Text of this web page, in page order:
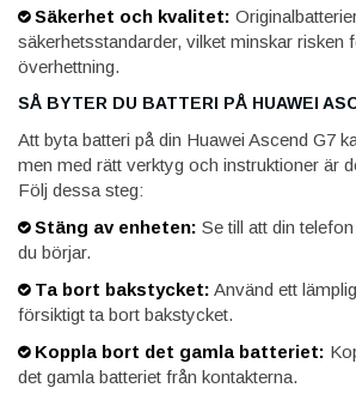
Säkerhet och kvalitet:
säkerhetsstandarder, vilket minskar risken
överhettning.
SÅ BYTER DU BATTERI PÅ HUAWEI
Att byta batteri på din Huawei Ascend G7
men med rätt verktyg och instruktioner är
Följ dessa steg:
Stäng av enheten: Se till att din
du börjar.
Ta bort bakstycket: Använd ett
försiktigt ta bort bakstycket.
Koppla bort det gamla batteriet:
det gamla batteriet från kontakterna.